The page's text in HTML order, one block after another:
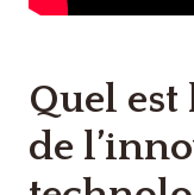
Quel est
de